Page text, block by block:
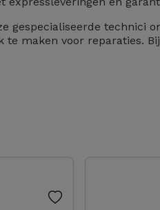
gespecialiseerde technici
maken voor reparaties.